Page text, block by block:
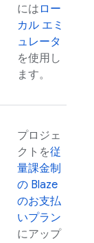
には ロー
カル エミ
ュレータ
を使用し
ます。
プロジェ
クトを従
量課金制
の Blaze
のお支払
いプラン
にアップ